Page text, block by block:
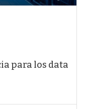
para los data